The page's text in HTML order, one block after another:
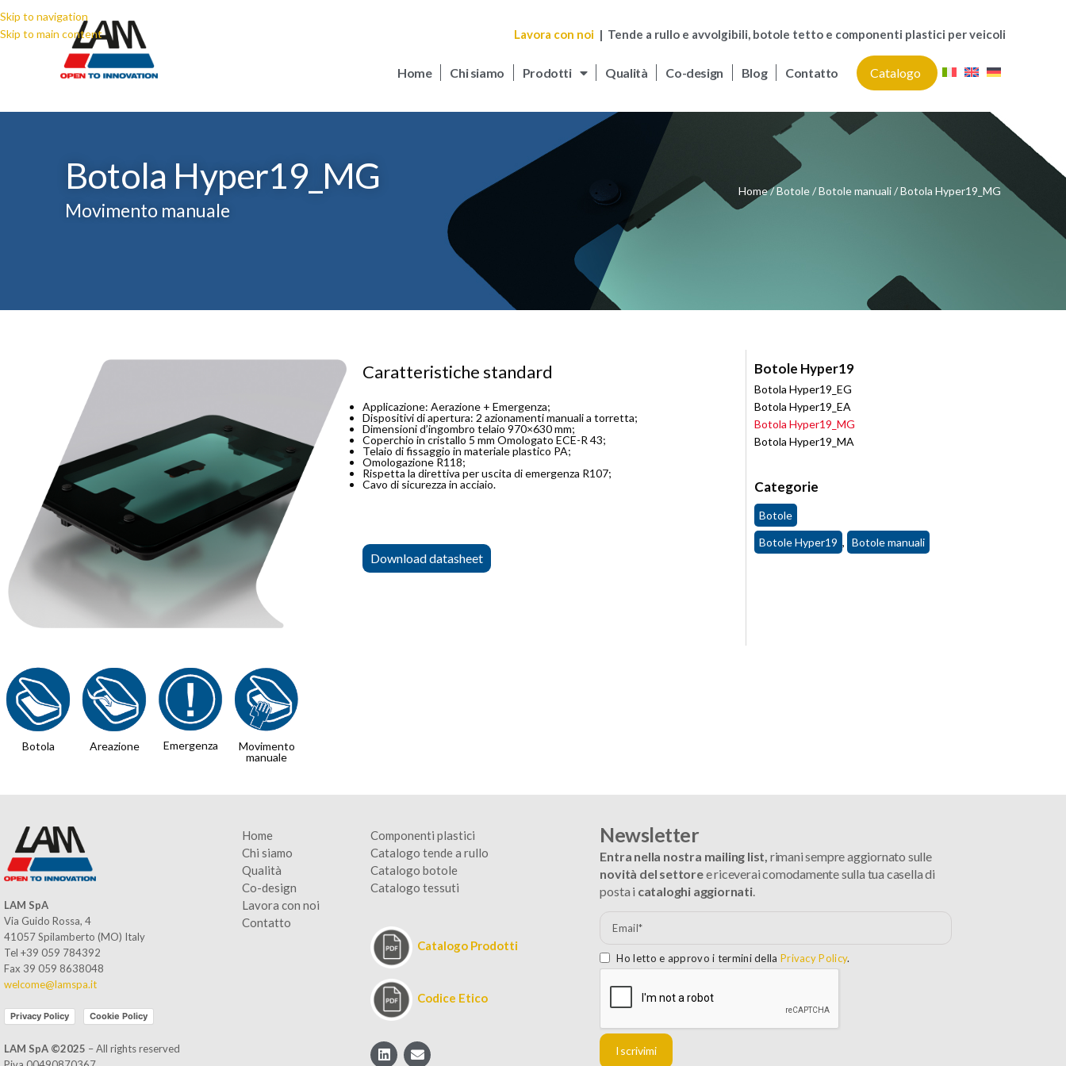
Skip to navigation
Skip to main content
Lavora con noi | Tende a rullo e avvolgibili, botole tetto e componenti plastici per veicoli
Home Chi siamo Prodotti Qualità Co-design Blog Contatto Catalogo
Botola Hyper19_MG
Movimento manuale
Home Botole Botole manuali Botola Hyper19_MG
Caratteristiche standard
Applicazione: Aerazione + Emergenza;
Dispositivi di apertura: 2 azionamenti manuali a torretta;
Dimensioni d’ingombro telaio 970×630 mm;
Coperchio in cristallo 5 mm Omologato ECE-R 43;
Telaio di fissaggio in materiale plastico PA;
Omologazione R118;
Rispetta la direttiva per uscita di emergenza R107;
Cavo di sicurezza in acciaio.
Download datasheet
Botole Hyper19
Botola Hyper19_EG
Botola Hyper19_EA
Botola Hyper19_MG
Botola Hyper19_MA
Categorie
Botole
Botole Hyper19 , Botole manuali
Botola Areazione Emergenza
Movimento
manuale
LAM SpA
Via Guido Rossa, 4
41057 Spilamberto (MO) Italy
Tel +39 059 784392
Fax 39 059 8638048
welcome@lamspa.it
Privacy Policy Cookie Policy
LAM SpA ©2025 – All rights reserved
Home
Chi siamo
Qualità
Co-design
Lavora con noi
Contatto
Componenti plastici
Catalogo tende a rullo
Catalogo botole
Catalogo tessuti
Catalogo Prodotti
Codice Etico
Newsletter
Entra nella nostra mailing list, rimani sempre aggiornato sulle
novità del settoree riceverai comodamente sulla tua casella di
posta i cataloghi aggiornati.
Ho letto e approvo i termini della Privacy Policy.
Iscrivimi